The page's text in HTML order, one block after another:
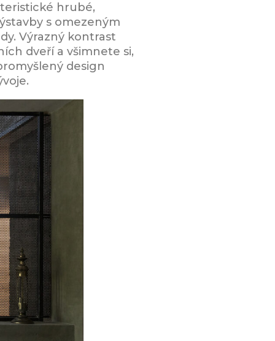
hrubé,
s omezeným
Výrazný kontrast
dveří a všimnete si,
design